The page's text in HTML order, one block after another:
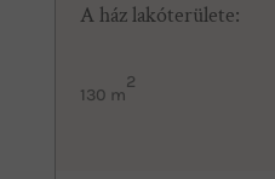
A ház lakóterülete:
130 m
2